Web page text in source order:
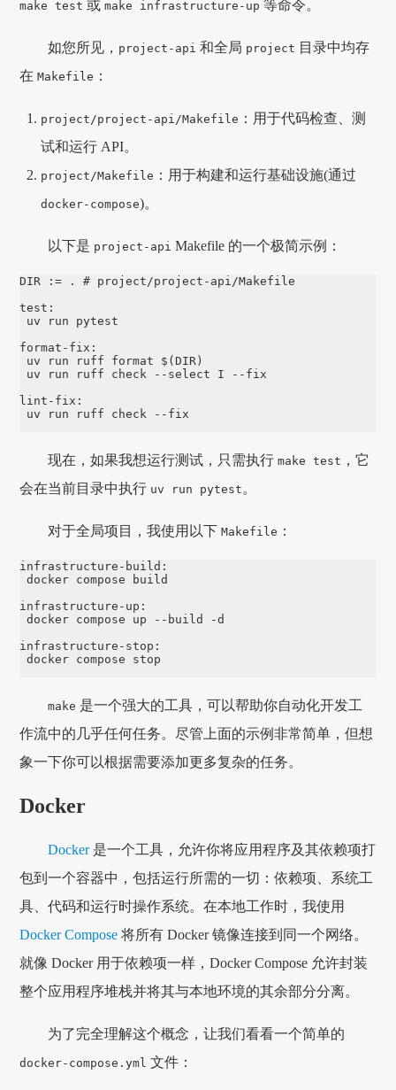
make test 或make infrastructure-up 等命令。
如您所见， project-api 和全局 project 目录中均存
在Makefile ：
project/project-api/Makefile ：用于代码检查、测
试和运行 API。
project/Makefile ：用于构建和运行基础设施(通过
docker-compose)。
以下是 project-api Makefile 的一个极简示例：
DIR := . # project/project-api/Makefile
test:
uv run pytest
format-fix:
uv run ruff format $(DIR)
uv run ruff check --select I --fix
lint-fix:
现在，如果我想运行测试，只需执行make test ，它
会在当前目录中执行 uv run pytest 。
对于全局项目，我使用以下Makefile ：
infrastructure-build:
docker compose build
infrastructure-up:
docker compose up --build -d
infrastructure-stop:
make 是一个强大的工具，可以帮助你自动化开发工
作流中的几乎任何任务。尽管上面的示例非常简单，但想
象一下你可以根据需要添加更多复杂的任务。
Docker
Docker是一个工具，允许你将应用程序及其依赖项打
包到一个容器中，包括运行所需的一切：依赖项、系统工
具、代码和运行时操作系统。在本地工作时，我使用
Docker Compose 将所有 Docker 镜像连接到同一个网络。
就像 Docker 用于依赖项一样，Docker Compose 允许封装
整个应用程序堆栈并将其与本地环境的其余部分分离。
为了完全理解这个概念，让我们看看一个简单的
docker-compose.yml 文件：